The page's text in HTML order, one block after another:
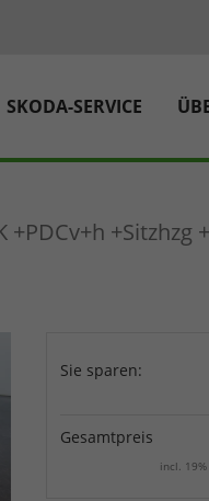
SKODA-SERVICE
+PDCv+h
Sie sparen:
Gesamtpreis
incl.